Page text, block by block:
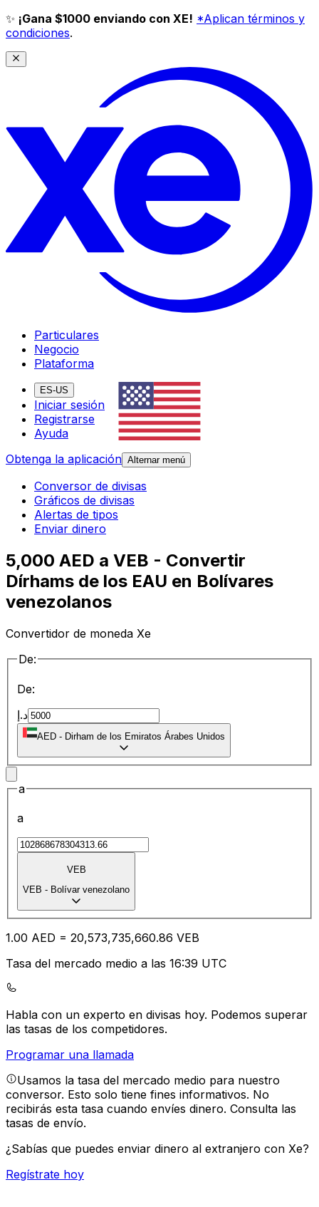
✨ ¡Gana $1000 enviando con XE! *Aplican términos y
condiciones.
Particulares
Negocio
Plataforma
ES-US
Iniciar sesión
Registrarse
Ayuda
Obtenga la aplicación Alternar menú
Conversor de divisas
Gráficos de divisas
Alertas de tipos
Enviar dinero
5,000 AED a VEB - Convertir
Dírhams de los EAU en Bolívares
venezolanos
Convertidor de moneda Xe
De:
De:
د.إ
AED - Dirham de los Emiratos Árabes Unidos
a
a
VEB
VEB - Bolívar venezolano
1.00 AED = 20,573,735,660.86 VEB
Tasa del mercado medio a las 16:39 UTC
Habla con un experto en divisas hoy. Podemos superar
las tasas de los competidores.
Programar una llamada
Usamos la tasa del mercado medio para nuestro
conversor. Esto solo tiene fines informativos. No
recibirás esta tasa cuando envíes dinero. Consulta las
tasas de envío.
¿Sabías que puedes enviar dinero al extranjero con Xe?
Regístrate hoy